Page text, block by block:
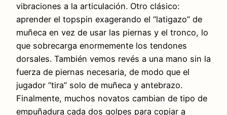
vibraciones a la articulación. Otro clásico:
aprender el topspin exagerando el “latigazo” de
muñeca en vez de usar las piernas y el tronco, lo
que sobrecarga enormemente los tendones
dorsales. También vemos revés a una mano sin la
fuerza de piernas necesaria, de modo que el
jugador “tira” solo de muñeca y antebrazo.
Finalmente, muchos novatos cambian de tipo de
empuñadura cada dos golpes para copiar a